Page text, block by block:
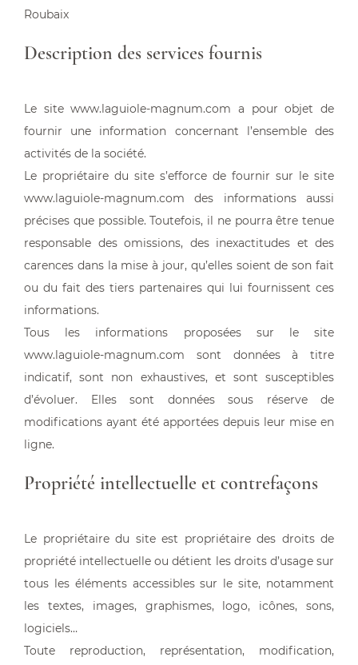
Roubaix
Description des services fournis
Le site www.laguiole-magnum.com a pour objet de
fournir une information concernant l’ensemble des
activités de la société.
Le propriétaire du site s’efforce de fournir sur le site
www.laguiole-magnum.com des informations aussi
précises que possible. Toutefois, il ne pourra être tenue
responsable des omissions, des inexactitudes et des
carences dans la mise à jour, qu’elles soient de son fait
ou du fait des tiers partenaires qui lui fournissent ces
informations.
Tous les informations proposées sur le site
www.laguiole-magnum.com sont données à titre
indicatif, sont non exhaustives, et sont susceptibles
d’évoluer. Elles sont données sous réserve de
modifications ayant été apportées depuis leur mise en
ligne.
Propriété intellectuelle et contrefaçons
Le propriétaire du site est propriétaire des droits de
propriété intellectuelle ou détient les droits d’usage sur
tous les éléments accessibles sur le site, notamment
les textes, images, graphismes, logo, icônes, sons,
logiciels…
Toute reproduction, représentation, modification,